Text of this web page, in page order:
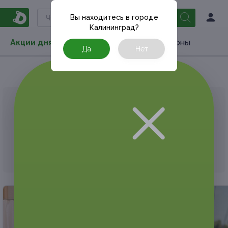
Акции дня Товары Туризм РестоКупоны
Вы находитесь в городе
Калининград?
Да Нет
Квеcты
К сожалению, выгодные акции быстро
Но у Frendi есть предложения, которые